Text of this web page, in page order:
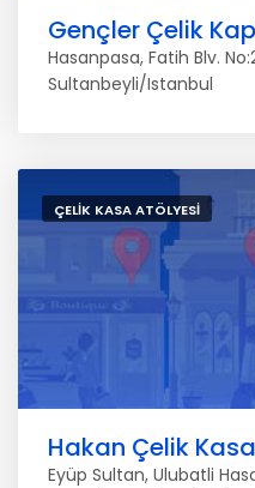
Gençler Çelik
Hasanpasa, Fatih Blv.
Sultanbeyli/Istanbul
ÇELIK KASA ATÖLYESI
Hakan Çelik Kasa
Eyüp Sultan, Ulubatli